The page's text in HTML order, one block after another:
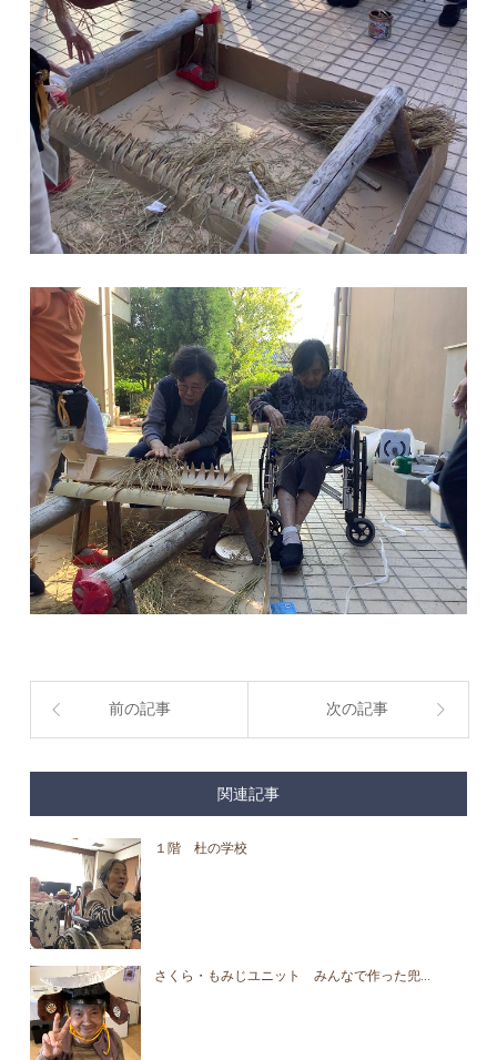
前の記事 次の記事
関連記事
１階 杜の学校
さくら・もみじユニット みんなで作った兜...